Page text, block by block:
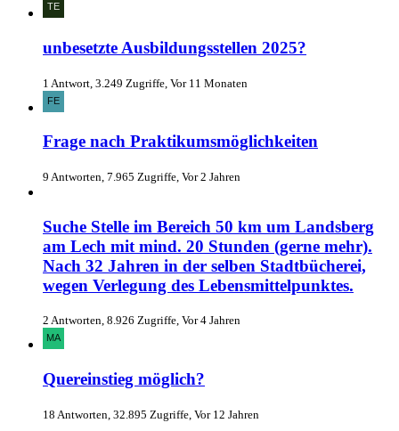
unbesetzte Ausbildungsstellen 2025?
1 Antwort, 3.249 Zugriffe, Vor 11 Monaten
Frage nach Praktikumsmöglichkeiten
9 Antworten, 7.965 Zugriffe, Vor 2 Jahren
Suche Stelle im Bereich 50 km um Landsberg
am Lech mit mind. 20 Stunden (gerne mehr).
Nach 32 Jahren in der selben Stadtbücherei,
wegen Verlegung des Lebensmittelpunktes.
2 Antworten, 8.926 Zugriffe, Vor 4 Jahren
Quereinstieg möglich?
18 Antworten, 32.895 Zugriffe, Vor 12 Jahren